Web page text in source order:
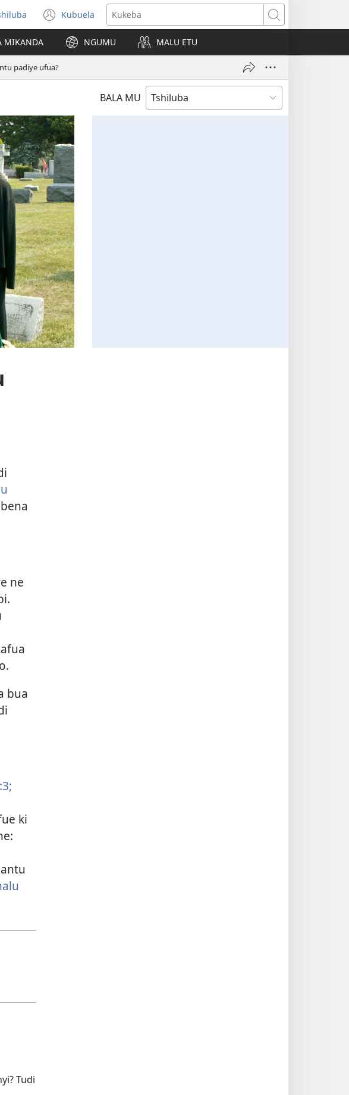
Sungula
muakulu
Kubuela
(bikangula
dibeji
dikuabu)
Kukeba
MIKANDA NGUMU MALU ETU
padiye ufua?
BALA MU
ne
bua
ki
Tudi